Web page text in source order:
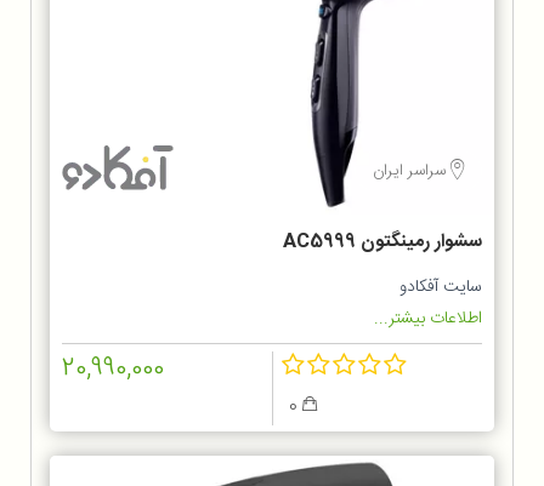
سراسر ایران
سشوار رمینگتون AC5999
سایت آفکادو
اطلاعات بیشتر...
20,990,000